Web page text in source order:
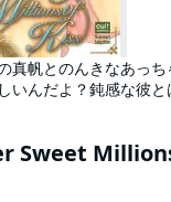
真帆とのんきなあっ
いんだよ？鈍感な彼
Sweet